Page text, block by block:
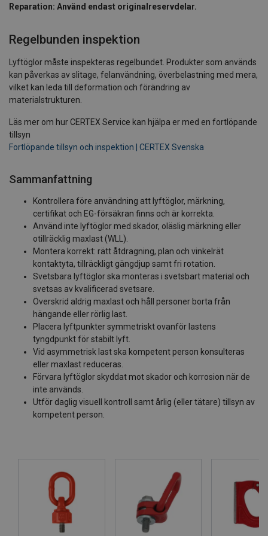
Reparation: Använd endast originalreservdelar.
Regelbunden inspektion
Lyftöglor måste inspekteras regelbundet. Produkter som används
kan påverkas av slitage, felanvändning, överbelastning med mera,
vilket kan leda till deformation och förändring av
materialstrukturen.
Läs mer om hur CERTEX Service kan hjälpa er med en fortlöpande
tillsyn
Fortlöpande tillsyn och inspektion | CERTEX Svenska
Sammanfattning
Kontrollera före användning att lyftöglor, märkning,
certifikat och EG-försäkran finns och är korrekta.
Använd inte lyftöglor med skador, oläslig märkning eller
otillräcklig maxlast (WLL).
Montera korrekt: rätt åtdragning, plan och vinkelrät
kontaktyta, tillräckligt gängdjup samt fri rotation.
Svetsbara lyftöglor ska monteras i svetsbart material och
svetsas av kvalificerad svetsare.
Överskrid aldrig maxlast och håll personer borta från
hängande eller rörlig last.
Placera lyftpunkter symmetriskt ovanför lastens
tyngdpunkt för stabilt lyft.
Vid asymmetrisk last ska kompetent person konsulteras
eller maxlast reduceras.
Förvara lyftöglor skyddat mot skador och korrosion när de
inte används.
Utför daglig visuell kontroll samt årlig (eller tätare) tillsyn av
kompetent person.